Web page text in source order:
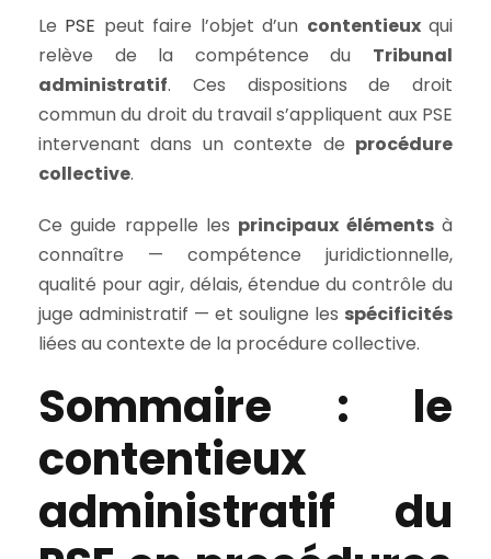
Le PSE peut faire l’objet d’un contentieuxqui
relève de la compétence du Tribunal
administratif. Ces dispositions de droit
commun du droit du travail s’appliquent aux PSE
intervenant dans un contexte de procédure
collective.
Ce guide rappelle les principaux élémentsà
connaître — compétence juridictionnelle,
qualité pour agir, délais, étendue du contrôle du
juge administratif — et souligne les spécificités
liées au contexte de la procédure collective.
Sommaire : le
contentieux
administratif du